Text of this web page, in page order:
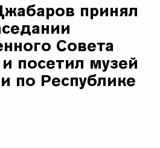
принял
Совета
посетил музей
по Республике